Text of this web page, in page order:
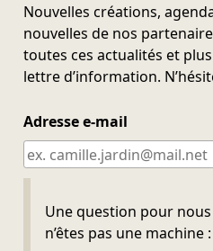
Nouvelles créations,
nouvelles de nos
toutes ces actualités et
lettre d’information.
Adresse e-mail
Une question pour
n’êtes pas une machine :
Ne pas remplir